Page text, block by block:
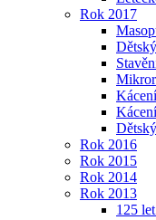
Rok 2017
Rok 2016
Rok 2015
Rok 2014
Rok 2013
125